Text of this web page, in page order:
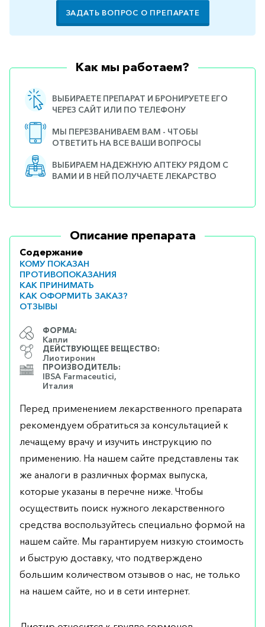
ЗАДАТЬ ВОПРОС О ПРЕПАРАТЕ
Как мы работаем?
ВЫБИРАЕТЕ ПРЕПАРАТ И БРОНИРУЕТЕ ЕГО
ЧЕРЕЗ САЙТ ИЛИ ПО ТЕЛЕФОНУ
МЫ ПЕРЕЗВАНИВАЕМ ВАМ - ЧТОБЫ
ОТВЕТИТЬ НА ВСЕ ВАШИ ВОПРОСЫ
ВЫБИРАЕМ НАДЕЖНУЮ АПТЕКУ РЯДОМ С
ВАМИ И В НЕЙ ПОЛУЧАЕТЕ ЛЕКАРСТВО
Описание препарата
Содержание
КОМУ ПОКАЗАН
ПРОТИВОПОКАЗАНИЯ
КАК ПРИНИМАТЬ
КАК ОФОРМИТЬ ЗАКАЗ?
ОТЗЫВЫ
ФОРМА:
Капли
ДЕЙСТВУЮЩЕЕ ВЕЩЕСТВО:
Лиотиронин
ПРОИЗВОДИТЕЛЬ:
IBSA Farmaceutici,
Италия
Перед применением лекарственного препарата
рекомендуем обратиться за консультацией к
лечащему врачу и изучить инструкцию по
применению. На нашем сайте представлены так
же аналоги в различных формах выпуска,
которые указаны в перечне ниже. Чтобы
осуществить поиск нужного лекарственного
средства воспользуйтесь специально формой на
нашем сайте. Мы гарантируем низкую стоимость
и быструю доставку, что подтверждено
большим количеством отзывов о нас, не только
на нашем сайте, но и в сети интернет.